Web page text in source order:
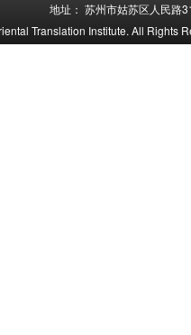
地址： 苏州市姑苏区人民路
Translation Institute. All